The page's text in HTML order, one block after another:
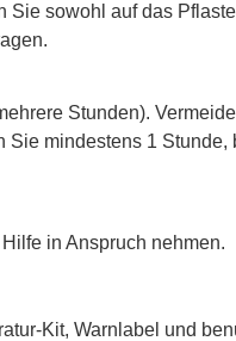
Sie sowohl auf das
Stunden).
Sie mindestens 1
in Anspruch nehmen.
Kit, Warnlabel und